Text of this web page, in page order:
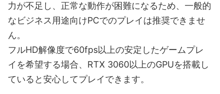
力が不足し、正常な動作が困難になるため、一般的
なビジネス用途向けPCでのプレイは推奨できませ
ん。
フルHD解像度で60fps以上の安定したゲームプレ
イを希望する場合、RTX 3060以上のGPUを搭載し
ていると安心してプレイできます。